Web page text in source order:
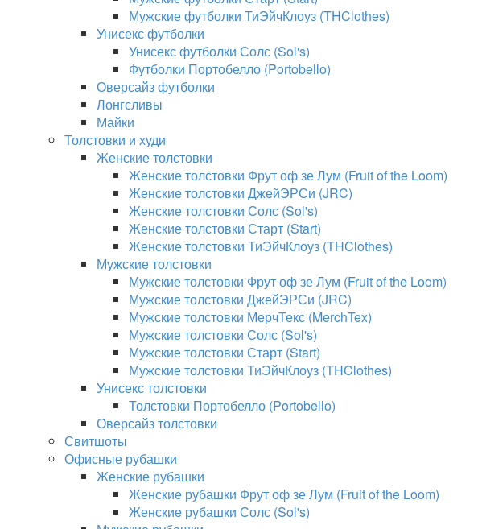
Мужские футболки ТиЭйчКлоуз (THClothes)
Унисекс футболки
Унисекс футболки Солс (Sol's)
Футболки Портобелло (Portobello)
Оверсайз футболки
Лонгсливы
Майки
Толстовки и худи
Женские толстовки
Женские толстовки Фрут оф зе Лум (Fruit of the Loom)
Женские толстовки ДжейЭРСи (JRC)
Женские толстовки Солс (Sol's)
Женские толстовки Старт (Start)
Женские толстовки ТиЭйчКлоуз (THClothes)
Мужские толстовки
Мужские толстовки Фрут оф зе Лум (Fruit of the Loom)
Мужские толстовки ДжейЭРСи (JRC)
Мужские толстовки МерчТекс (MerchTex)
Мужские толстовки Солс (Sol's)
Мужские толстовки Старт (Start)
Мужские толстовки ТиЭйчКлоуз (THClothes)
Унисекс толстовки
Толстовки Портобелло (Portobello)
Оверсайз толстовки
Свитшоты
Офисные рубашки
Женские рубашки
Женские рубашки Фрут оф зе Лум (Fruit of the Loom)
Женские рубашки Солс (Sol's)